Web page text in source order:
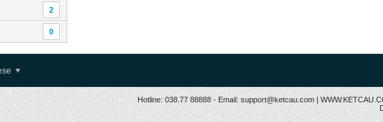
2
0
Hotline: 038.77 88888 - Email: support@ketcau.com |